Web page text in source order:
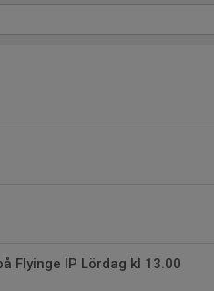
Flyinge IP Lördag kl 13.00